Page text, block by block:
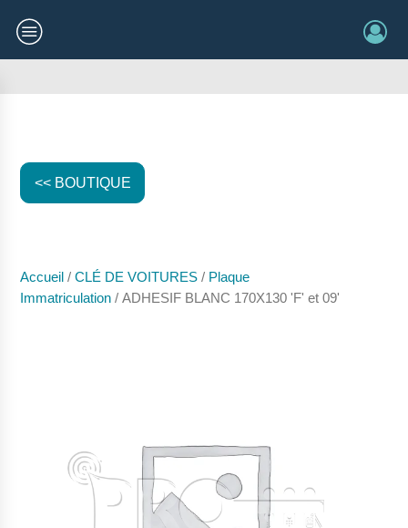
<< BOUTIQUE
Accueil /CLÉ DE VOITURES / Plaque
Immatriculation / ADHESIF BLANC 170X130 'F' et 09'